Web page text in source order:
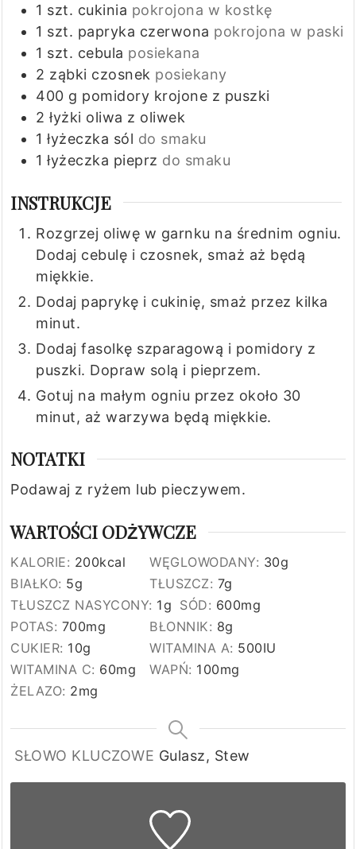
1 szt. cukinia pokrojona w kostkę
1 szt. papryka czerwona pokrojona w paski
1 szt. cebula posiekana
2 ząbki czosnek posiekany
400 g pomidory krojone z puszki
2 łyżki oliwa z oliwek
1 łyżeczka sól do smaku
1 łyżeczka pieprz do smaku
INSTRUKCJE
Rozgrzej oliwę w garnku na średnim ogniu.
Dodaj cebulę i czosnek, smaż aż będą
miękkie.
Dodaj paprykę i cukinię, smaż przez kilka
minut.
Dodaj fasolkę szparagową i pomidory z
puszki. Dopraw solą i pieprzem.
Gotuj na małym ogniu przez około 30
minut, aż warzywa będą miękkie.
NOTATKI
Podawaj z ryżem lub pieczywem.
WARTOŚCI ODŻYWCZE
KALORIE: 200kcal WĘGLOWODANY: 30g
BIAŁKO: 5g TŁUSZCZ: 7g
TŁUSZCZ NASYCONY: 1g SÓD: 600mg
POTAS: 700mg BŁONNIK: 8g
CUKIER: 10g WITAMINA A: 500IU
WITAMINA C: 60mg WAPŃ: 100mg
ŻELAZO: 2mg
SŁOWO KLUCZOWE Gulasz, Stew